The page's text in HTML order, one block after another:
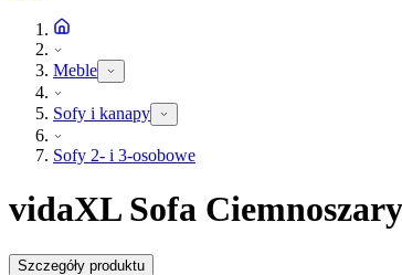
Meble
Sofy i kanapy
Sofy 2- i 3-osobowe
vidaXL Sofa
Szczegóły produktu